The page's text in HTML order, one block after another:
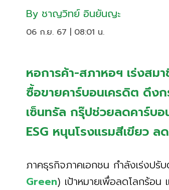
By ชาญวิทย์ อินยันญะ
06 ก.ย. 67 | 08:01 น.
หอการค้า-สภาหอฯ เร่งส
ซื้อขายคาร์บอนเครดิต ดึง
เซ็นทรัล กรุ๊ปช่วยลดคาร์บ
ESG หนุนโรงแรมสีเขียว ล
ภาคธุรกิจภาคเอกชน กำลังเร่งปรั
Green) เป้าหมายเพื่อลดโลกร้อน